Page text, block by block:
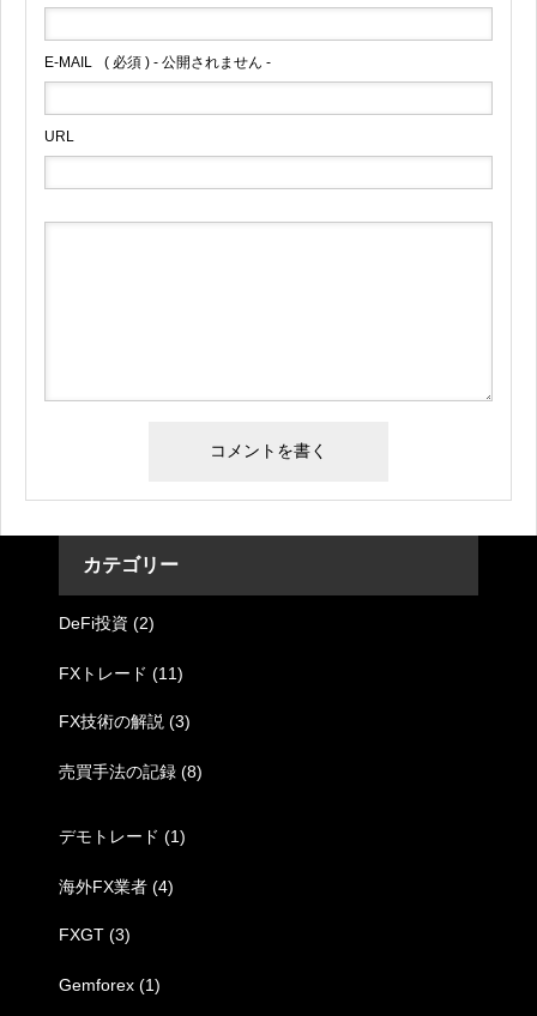
E-MAIL ( 必須 ) - 公開されません -
URL
カテゴリー
DeFi投資 (2)
FXトレード (11)
FX技術の解説 (3)
売買手法の記録 (8)
デモトレード (1)
海外FX業者 (4)
FXGT (3)
Gemforex (1)